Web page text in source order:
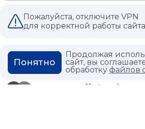
Политика конфиденциальности
Политика использования cookies
Пожалуйста, отключите VPN
для корректной работы сайта
Продолжая
сайт, вы
обработкуфайлов
Понятно